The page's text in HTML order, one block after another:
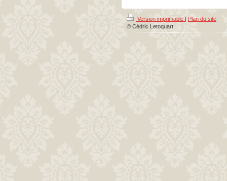
Version imprimable | Plan du site
© Cédric Letoquart